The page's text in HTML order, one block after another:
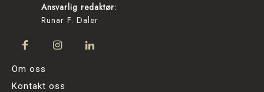
Ansvarlig redaktør:
Runar F. Daler
Om oss
Kontakt oss